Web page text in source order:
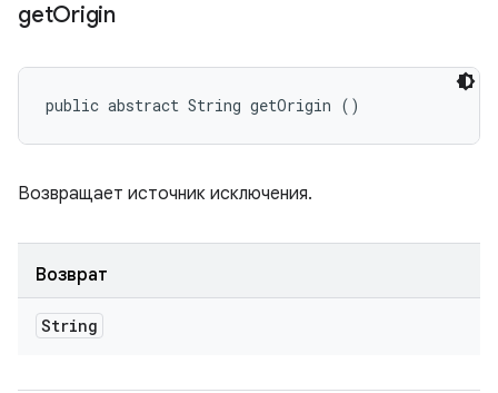
getOrigin
public abstract String getOrigin ()
Возвращает источник исключения.
Возврат
String